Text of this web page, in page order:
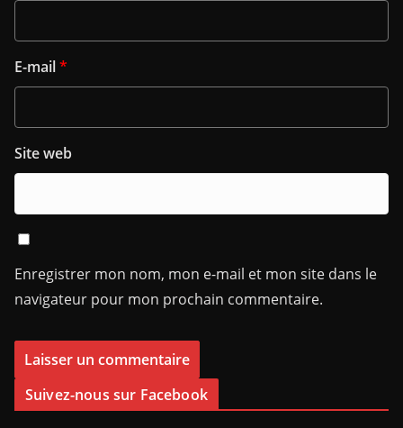
E-mail*
Site web
Enregistrer mon nom, mon e-mail et mon site dans le
navigateur pour mon prochain commentaire.
Suivez-nous sur Facebook